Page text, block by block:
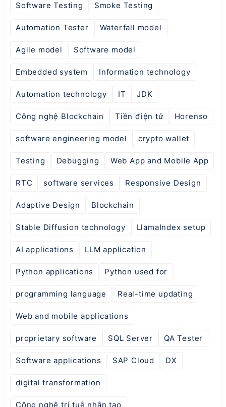
Software Testing Smoke Testing
Automation Tester Waterfall model
Agile model Software model
Embedded system Information technology
Automation technology IT JDK
Công nghệ Blockchain Tiền điện tử Horenso
software engineering model crypto wallet
Testing Debugging Web App and Mobile App
RTC software services Responsive Design
Adaptive Design Blockchain
Stable Diffusion technology LlamaIndex setup
AI applications LLM application
Python applications Python used for
programming language Real-time updating
Web and mobile applications
proprietary software SQL Server QA Tester
Software applications SAP Cloud DX
digital transformation
Công nghệ trí tuệ nhân tạo